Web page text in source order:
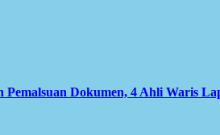
Dokumen, 4 Ahli Waris